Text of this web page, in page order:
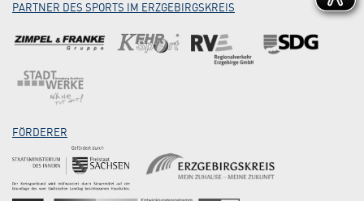
PARTNER DES SPORTS IM ERZGEBIRGSKREIS
FÖRDERER